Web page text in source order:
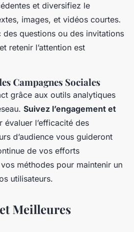
et diversifiez le
images, et vidéos courtes.
des questions ou des invitations
retenir l’attention est
Campagnes Sociales
grâce aux outils analytiques
Suivez l’engagement et
évaluer l’efficacité des
d’audience vous guideront
de vos efforts
méthodes pour maintenir un
utilisateurs.
Meilleures